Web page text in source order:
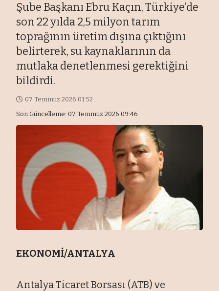
Şube Başkanı Ebru Kaçın, Türkiye’de
son 22 yılda 2,5 milyon tarım
toprağının üretim dışına çıktığını
belirterek, su kaynaklarının da
mutlaka denetlenmesi gerektiğini
bildirdi.
Son Güncelleme: 07 Temmuz 2026 09:46
07 Temmuz 2026 01:52
EKONOMİ/ANTALYA
Antalya Ticaret Borsası (ATB) ve